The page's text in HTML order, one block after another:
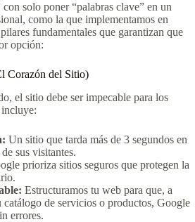
solo poner “palabras clave” en un
como la que implementamos en
fundamentales que garantizan que
opción:
Corazón del Sitio)
el sitio debe ser impecable para los
incluye:
Un sitio que tarda más de 3 segundos en
sus visitantes.
prioriza sitios seguros que protegen la
Estructuramos tu web para que, a
catálogo de servicios o productos, Google
errores.